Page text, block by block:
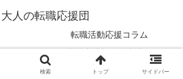
大人の転職応援団
転職活動応援コラム
運営者情報・免責事項
2016 大人の転職応援団.
検索 トップ サイドバー